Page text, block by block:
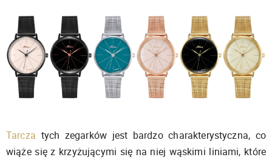
Tarcza tych zegarków jest bardzo charakterystyczna, co
wiąże się z krzyżującymi się na niej wąskimi liniami, które